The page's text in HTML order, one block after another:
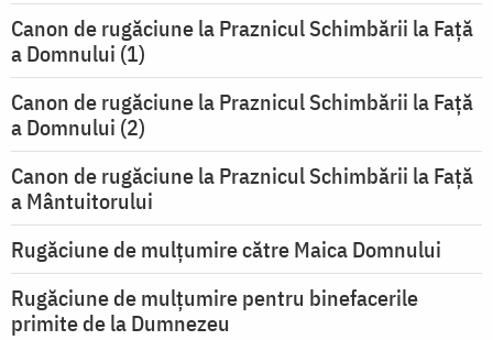
Canon de rugăciune la Praznicul Schimbării la Faţă
a Domnului (1)
Canon de rugăciune la Praznicul Schimbării la Faţă
a Domnului (2)
Canon de rugăciune la Praznicul Schimbării la Față
a Mântuitorului
Rugăciune de mulţumire către Maica Domnului
Rugăciune de mulțumire pentru binefacerile
primite de la Dumnezeu